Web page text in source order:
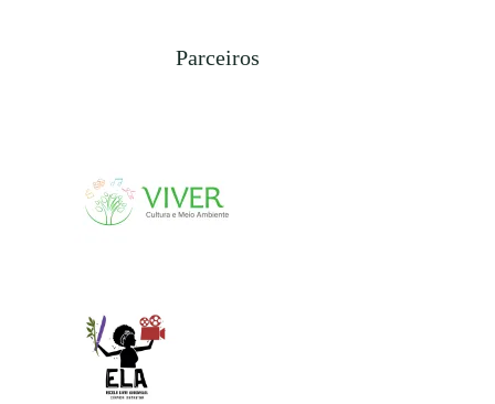
Parceiros